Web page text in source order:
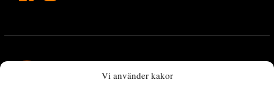
Vi använder kakor